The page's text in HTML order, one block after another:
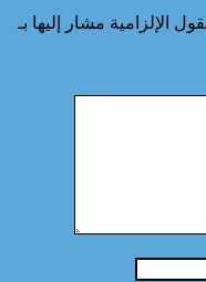
الإلزامية مشار إليها بـ